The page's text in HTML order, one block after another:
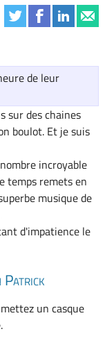
de leur
sur des chaines
boulot. Et je suis
incroyable
temps remets en
musique de
d'impatience le
Patrick
un casque